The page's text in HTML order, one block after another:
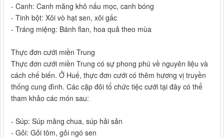
- Canh: Canh măng khô nấu mọc, canh bóng
- Tinh bột: Xôi vò hạt sen, xôi gấc
- Tráng miệng: Bánh flan, hoa quả theo mùa
Thực đơn cưới miền Trung
Thực đơn cưới miền Trung có sự phong phú về nguyên liệu và
cách chế biến. Ở Huế, thực đơn cưới có thêm hương vị truyền
thống cung đình. Các cặp đôi tổ chức tiệc cưới tại đây có thể
tham khảo các món sau:
- Súp: Súp măng chua, súp hải sản
- Gỏi: Gỏi tôm, gỏi ngó sen